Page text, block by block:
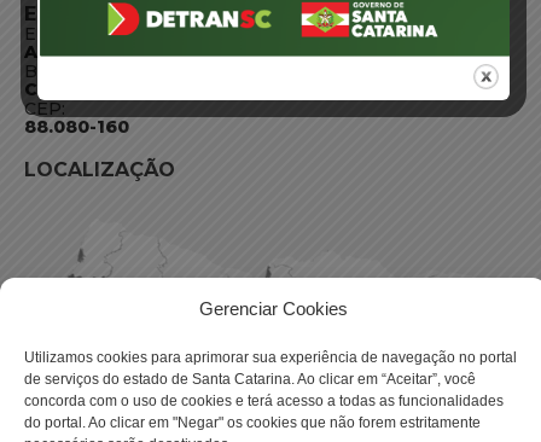
Gerenciar Cookies
Utilizamos cookies para aprimorar sua experiência de navegação no portal
de serviços do estado de Santa Catarina. Ao clicar em “Aceitar”, você
concorda com o uso de cookies e terá acesso a todas as funcionalidades
do portal. Ao clicar em "Negar" os cookies que não forem estritamente
ENDEREÇO
Endereço:
Av. Almirante Tamandaré - 480
Bairro:
Coqueiros, Florianópolis SC
CEP:
88.080-160
LOCALIZAÇÃO